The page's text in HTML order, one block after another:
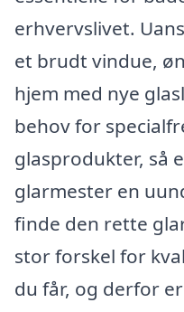
erhvervslivet.
et brudt vindue,
hjem med nye
behov for
glasprodukter, så
glarmester en
finde den rette
stor forskel for
du får, og derfor